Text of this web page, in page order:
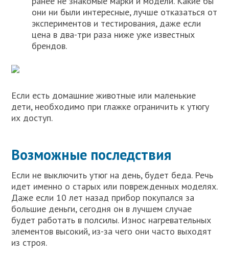
они ни были интересные, лучше отказаться от
экспериментов и тестирования, даже если
цена в два-три раза ниже уже известных
брендов.
Если есть домашние животные или маленькие
дети, необходимо при глажке ограничить к утюгу
их доступ.
Возможные последствия
Если не выключить утюг на день, будет беда. Речь
идет именно о старых или поврежденных моделях.
Даже если 10 лет назад прибор покупался за
большие деньги, сегодня он в лучшем случае
будет работать в полсилы. Износ нагревательных
элементов высокий, из-за чего они часто выходят
из строя.